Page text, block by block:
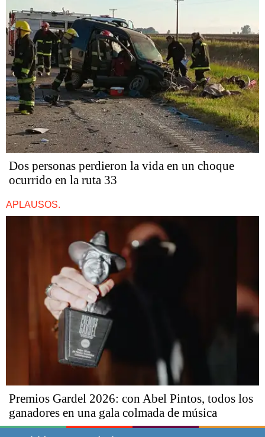
Dos personas perdieron la vida en un choque
ocurrido en la ruta 33
APLAUSOS.
Premios Gardel 2026: con Abel Pintos, todos los
ganadores en una gala colmada de música